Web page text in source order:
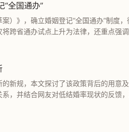
“全国通办”
）》，确立婚姻登记“全国通办”制度，
跨省通办试点上升为法律，还重点强
化水平，保障婚姻登记信息的真实有效
新规，本文探讨了该政策背后的用意及
，并结合网友对低结婚率现状的反馈